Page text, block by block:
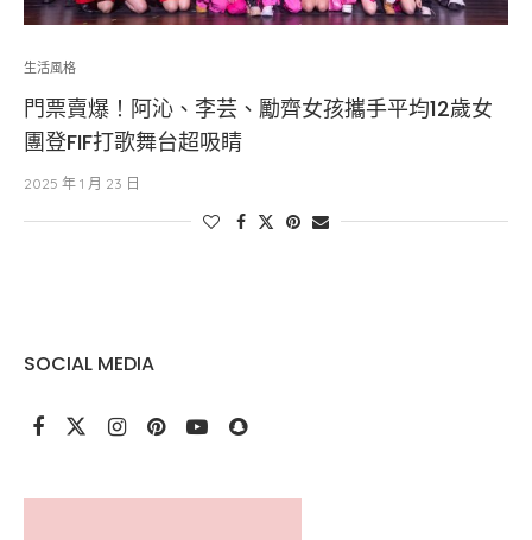
生活風格
門票賣爆！阿沁、李芸、勵齊女孩攜手平均12歲女
團登FIF打歌舞台超吸睛
2025 年 1 月 23 日
SOCIAL MEDIA